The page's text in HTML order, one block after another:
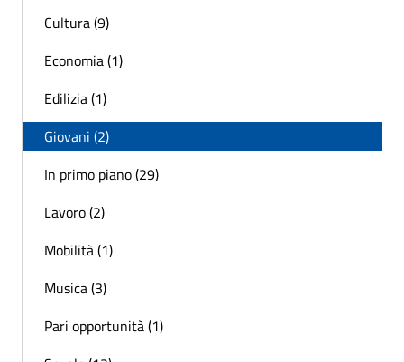
Cultura (9)
Economia (1)
Edilizia (1)
Giovani (2)
In primo piano (29)
Lavoro (2)
Mobilità (1)
Musica (3)
Pari opportunità (1)